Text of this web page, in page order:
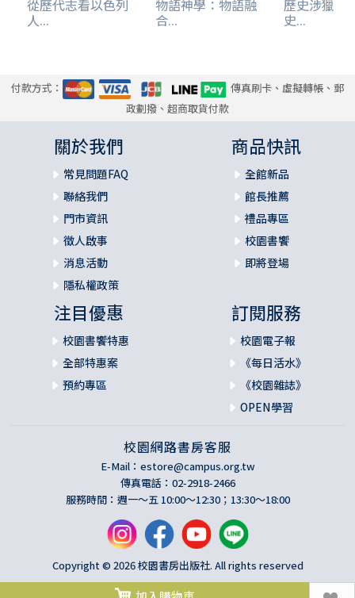
從歷代志看以色列
人...
物語神學：物語融
合...
歷史涉獵：
史...
付款方式：
傳真刷卡、虛擬轉帳、郵
政劃撥、超商取貨付款
關於我們
常見問題FAQ
聯絡我們
門市資訊
徵人啟事
消息活動
隱私權政策
商品快訊
全館新品
館長推薦
禮品專區
校園書饗
即將登場
注目優惠
校園書饗特惠
全部特惠案
預約專區
訂閱服務
校園電子報
《每日活水》
《校園雜誌》
OPEN學習
校園網路書房客服
E-Mail： estore@campus.org.tw
傳真電話：02-2918-2466
服務時間：週一～五 10:00～12:30；13:30～18:00
Copyright © 2026 校園書房出版社. All rights reserved